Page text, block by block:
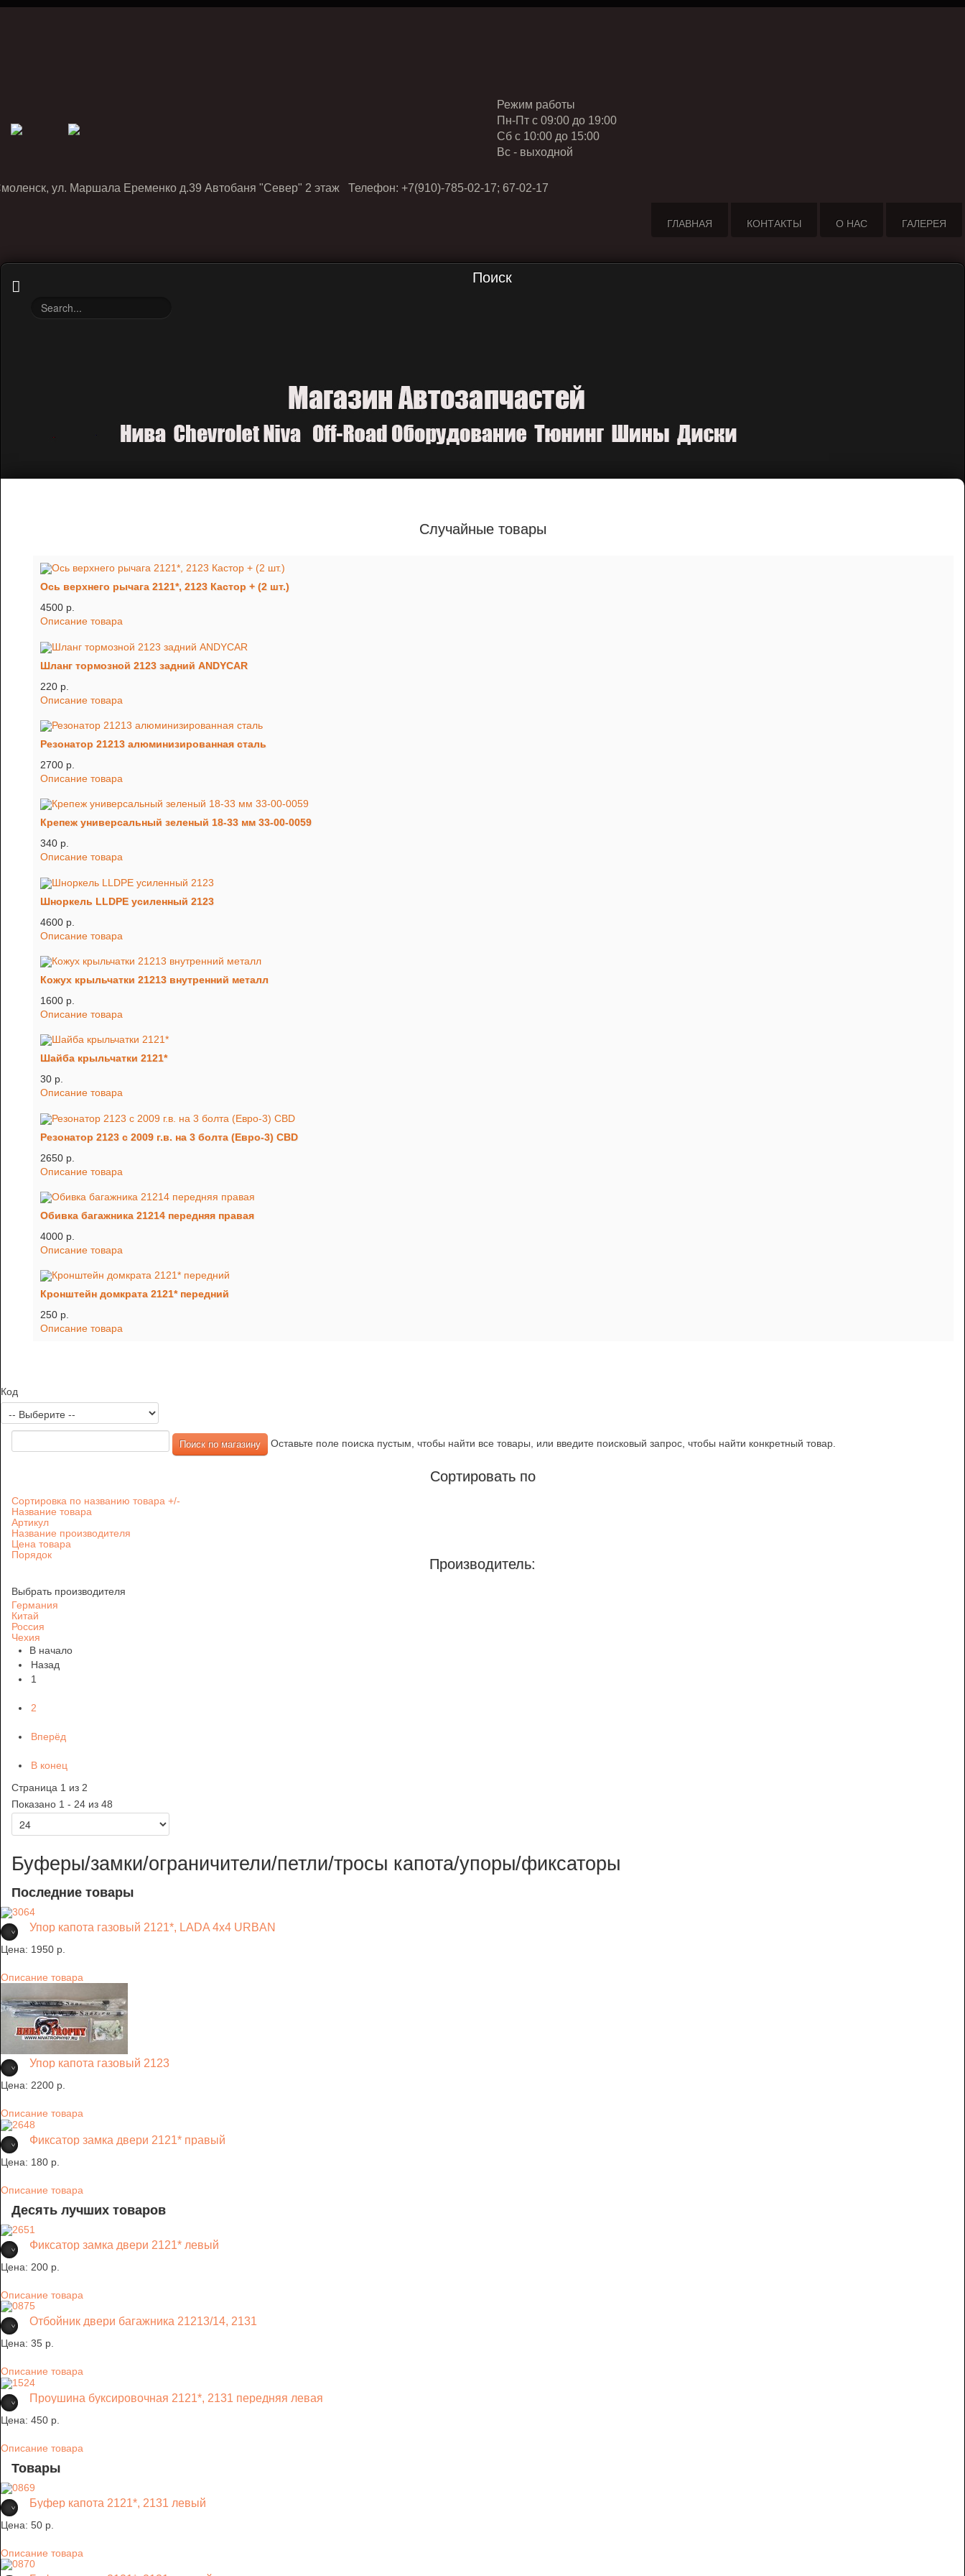
Режим работы
Пн-Пт с 09:00 до 19:00
Cб с 10:00 до 15:00
Вс - выходной
ул. Маршала Еременко д.39 Автобаня "Север" 2 этаж Телефон: +7(910)-785-02-17; 67-02-17
ГЛАВНАЯ КОНТАКТЫ О НАС ГАЛЕРЕЯ
Поиск
Случайные товары
Ось верхнего рычага 2121*, 2123 Кастор + (2 шт.)
4500 p.
Описание товара
Шланг тормозной 2123 задний ANDYCAR
220 p.
Описание товара
Резонатор 21213 алюминизированная сталь
2700 p.
Описание товара
Крепеж универсальный зеленый 18-33 мм 33-00-0059
340 p.
Описание товара
Шноркель LLDPE усиленный 2123
4600 p.
Описание товара
Кожух крыльчатки 21213 внутренний металл
1600 p.
Описание товара
Шайба крыльчатки 2121*
30 p.
Описание товара
Резонатор 2123 с 2009 г.в. на 3 болта (Евро-3) CBD
2650 p.
Описание товара
Обивка багажника 21214 передняя правая
4000 p.
Описание товара
Кронштейн домкрата 2121* передний
250 p.
Описание товара
Код
Оставьте поле поиска пустым, чтобы найти все товары, или введите поисковый запрос, чтобы найти конкретный товар.
Сортировать по
Сортировка по названию товара +/-
Название товара
Артикул
Название производителя
Цена товара
Порядок
Производитель:
Выбрать производителя
Германия
Китай
Россия
Чехия
В начало
Назад
1
2
Вперёд
В конец
Страница 1 из 2
Показано 1 - 24 из 48
Буферы/замки/ограничители/петли/тросы капота/упоры/фиксаторы
Последние товары
Упор капота газовый 2121*, LADA 4x4 URBAN
Цена: 1950 p.
Описание товара
Упор капота газовый 2123
Цена: 2200 p.
Описание товара
Фиксатор замка двери 2121* правый
Цена: 180 p.
Описание товара
Десять лучших товаров
Фиксатор замка двери 2121* левый
Цена: 200 p.
Описание товара
Отбойник двери багажника 21213/14, 2131
Цена: 35 p.
Описание товара
Проушина буксировочная 2121*, 2131 передняя левая
Цена: 450 p.
Описание товара
Товары
Буфер капота 2121*, 2131 левый
Цена: 50 p.
Описание товара